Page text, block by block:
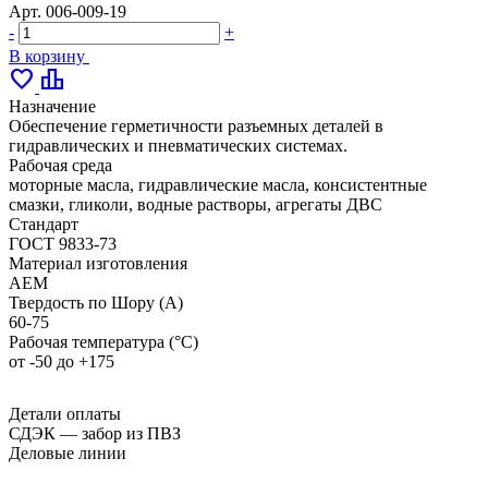
Арт. 006-009-19
-
+
В корзину
favorite leaderboard
Назначение
Обеспечение герметичности разъемных деталей в
гидравлических и пневматических системах.
Рабочая среда
моторные масла, гидравлические масла, консистентные
смазки, гликоли, водные растворы, агрегаты ДВС
Стандарт
ГОСТ 9833-73
Материал изготовления
AEM
Твердость по Шору (А)
60-75
Рабочая температура (°С)
от -50 до +175
Детали оплаты
СДЭК — забор из ПВЗ
Деловые линии